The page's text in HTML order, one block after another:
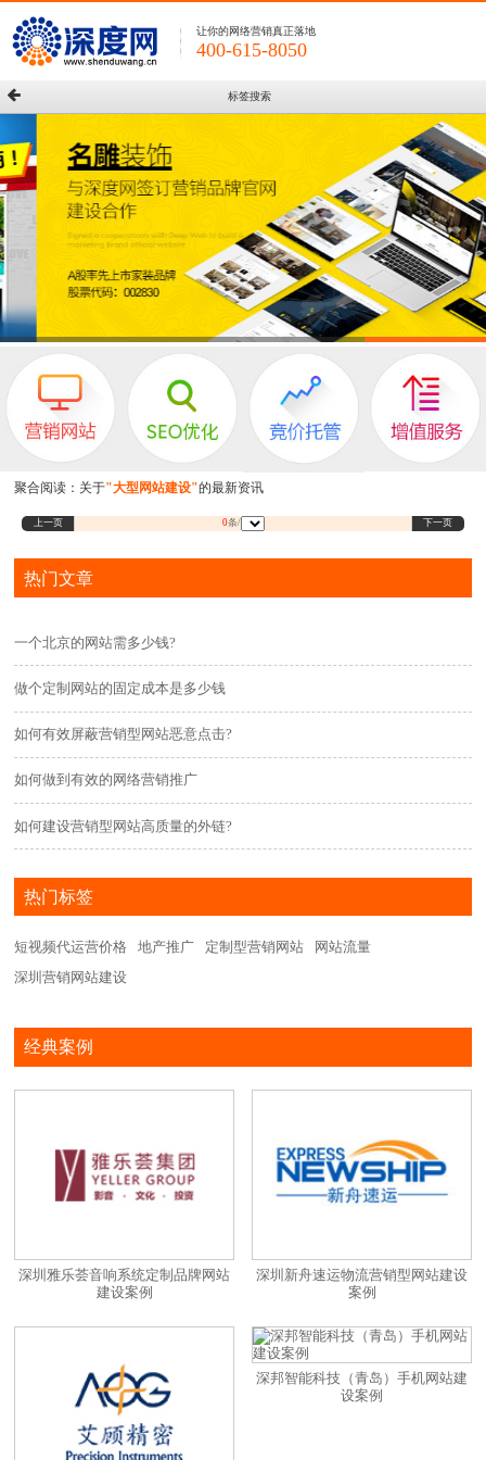
让你的网络营销真正落地
400-615-8050
标签搜索
聚合阅读：关于"大型网站建设"的最新资讯
上一页 0条/ 下一页
热门文章
一个北京的网站需多少钱?
做个定制网站的固定成本是多少钱
如何有效屏蔽营销型网站恶意点击?
如何做到有效的网络营销推广
如何建设营销型网站高质量的外链?
热门标签
短视频代运营价格 地产推广 定制型营销网站
网站流量
深圳营销网站建设
经典案例
深圳雅乐荟音响系统定制品牌网站
建设案例
深圳新舟速运物流营销型网站建设
案例
深邦智能科技（青岛）手机网站建
设案例